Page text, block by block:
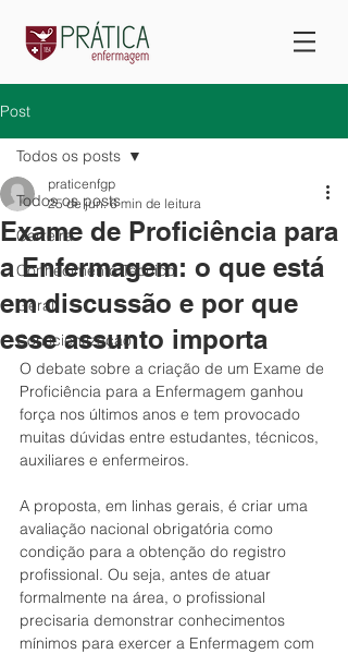
Post
Todos os posts
Carreira
Conhecimento Técnico
Geral
Conscientização
Todos os posts
Exame de Proficiência para
a Enfermagem: o que está
em discussão e por que
esse assunto importa
praticenfgp
25 de jun. 6 min de leitura
O debate sobre a criação de um Exame de
Proficiência para a Enfermagem ganhou
força nos últimos anos e tem provocado
muitas dúvidas entre estudantes, técnicos,
auxiliares e enfermeiros.
A proposta, em linhas gerais, é criar uma
avaliação nacional obrigatória como
condição para a obtenção do registro
profissional. Ou seja, antes de atuar
formalmente na área, o profissional
precisaria demonstrar conhecimentos
mínimos para exercer a Enfermagem com